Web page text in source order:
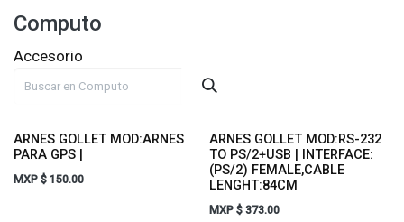
Computo
Accesorio
ARNES GOLLET MOD:ARNES
PARA GPS |
MXP $ 150.00
ARNES GOLLET MOD:RS-232
TO PS/2+USB | INTERFACE:
(PS/2) FEMALE,CABLE
LENGHT:84CM
MXP $ 373.00